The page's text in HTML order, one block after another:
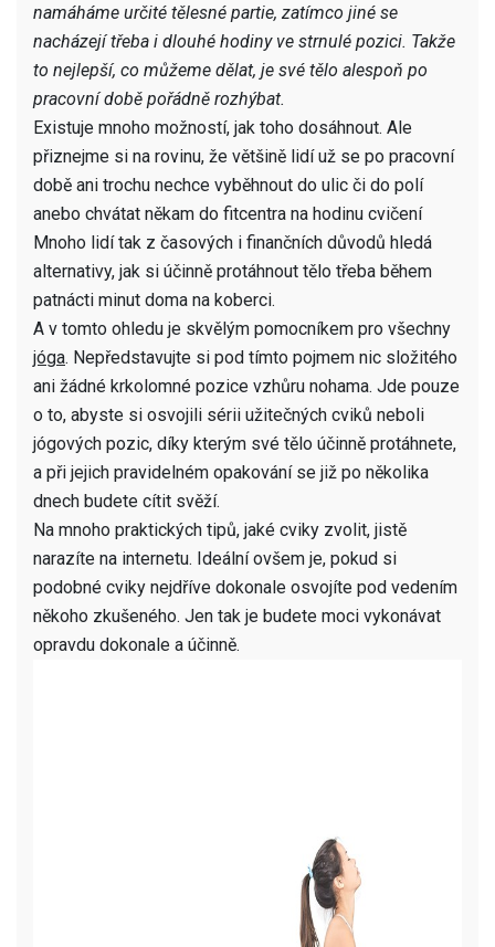
namáháme určité tělesné partie, zatímco jiné se
nacházejí třeba i dlouhé hodiny ve strnulé pozici. Takže
to nejlepší, co můžeme dělat, je své tělo alespoň po
pracovní době pořádně rozhýbat.
Existuje mnoho možností, jak toho dosáhnout. Ale
přiznejme si na rovinu, že většině lidí už se po pracovní
době ani trochu nechce vyběhnout do ulic či do polí
anebo chvátat někam do fitcentra na hodinu cvičení
Mnoho lidí tak z časových i finančních důvodů hledá
alternativy, jak si účinně protáhnout tělo třeba během
patnácti minut doma na koberci.
A v tomto ohledu je skvělým pomocníkem pro všechny
jóga. Nepředstavujte si pod tímto pojmem nic složitého
ani žádné krkolomné pozice vzhůru nohama. Jde pouze
o to, abyste si osvojili sérii užitečných cviků neboli
jógových pozic, díky kterým své tělo účinně protáhnete,
a při jejich pravidelném opakování se již po několika
dnech budete cítit svěží.
Na mnoho praktických tipů, jaké cviky zvolit, jistě
narazíte na internetu. Ideální ovšem je, pokud si
podobné cviky nejdříve dokonale osvojíte pod vedením
někoho zkušeného. Jen tak je budete moci vykonávat
opravdu dokonale a účinně.